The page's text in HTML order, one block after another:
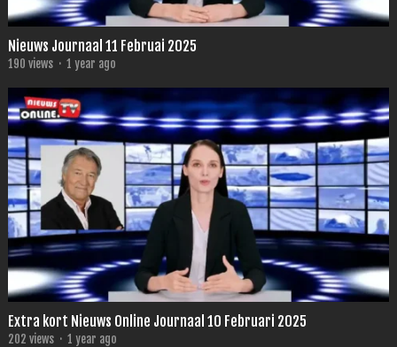
Nieuws Journaal 11 Februai 2025
190 views · 1 year ago
Extra kort Nieuws Online Journaal 10 Februari 2025
202 views · 1 year ago